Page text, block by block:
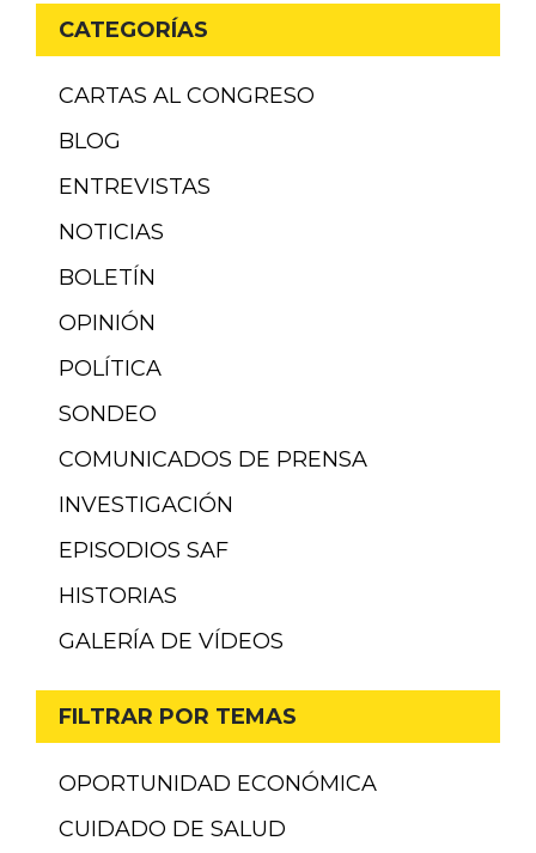
CATEGORÍAS
CARTAS AL CONGRESO
BLOG
ENTREVISTAS
NOTICIAS
BOLETÍN
OPINIÓN
POLÍTICA
SONDEO
COMUNICADOS DE PRENSA
INVESTIGACIÓN
EPISODIOS SAF
HISTORIAS
GALERÍA DE VÍDEOS
FILTRAR POR TEMAS
OPORTUNIDAD ECONÓMICA
CUIDADO DE SALUD